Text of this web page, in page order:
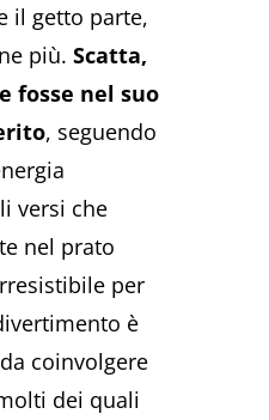
il getto parte,
più.Scatta,
fosse nel suo
, seguendo
versi che
nel prato
per
è
coinvolgere
dei quali